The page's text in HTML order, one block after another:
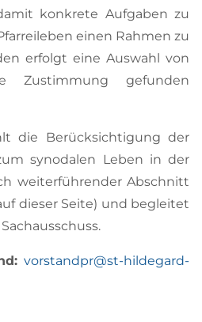
konkrete Aufgaben zu
einen Rahmen zu
erfolgt eine Auswahl von
Zustimmung gefunden
die Berücksichtigung der
synodalen Leben in der
weiterführender Abschnitt
dieser Seite) und begleitet
vorstandpr@st-hildegard-